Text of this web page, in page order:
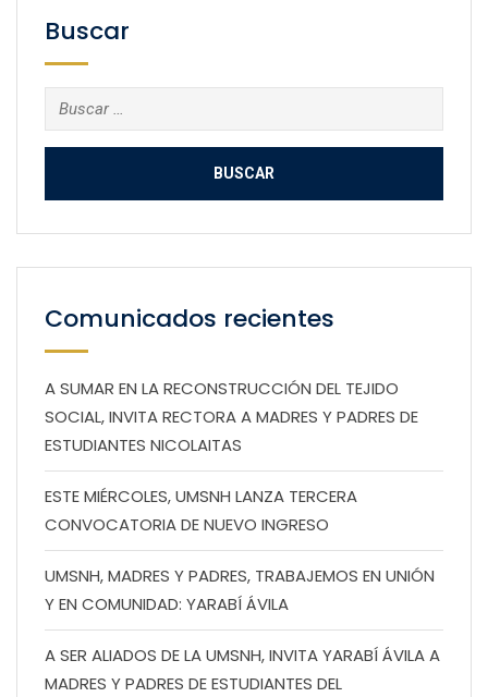
Buscar
Buscar:
Comunicados recientes
A SUMAR EN LA RECONSTRUCCIÓN DEL TEJIDO
SOCIAL, INVITA RECTORA A MADRES Y PADRES DE
ESTUDIANTES NICOLAITAS
ESTE MIÉRCOLES, UMSNH LANZA TERCERA
CONVOCATORIA DE NUEVO INGRESO
UMSNH, MADRES Y PADRES, TRABAJEMOS EN UNIÓN
Y EN COMUNIDAD: YARABÍ ÁVILA
A SER ALIADOS DE LA UMSNH, INVITA YARABÍ ÁVILA A
MADRES Y PADRES DE ESTUDIANTES DEL